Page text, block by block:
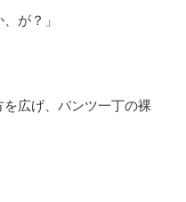
が？」
広げ、パンツ一丁の裸